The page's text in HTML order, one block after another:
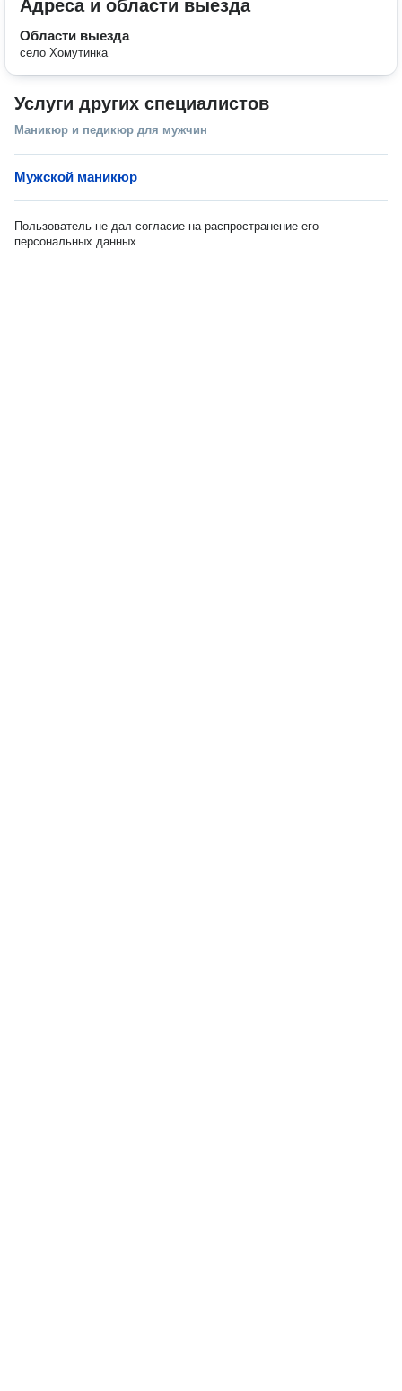
Адреса и области выезда
Области выезда
село Хомутинка
Услуги других специалистов
Маникюр и педикюр для мужчин
Мужской маникюр
Пользователь не дал согласие на распространение его
персональных данных